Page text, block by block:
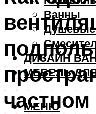
Ванны
ДИЗАЙН
МЕБЕЛЬ
МЕНЮ